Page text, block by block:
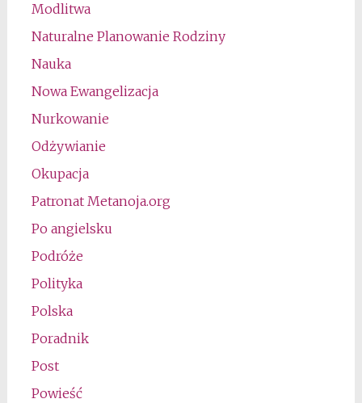
Modlitwa
Naturalne Planowanie Rodziny
Nauka
Nowa Ewangelizacja
Nurkowanie
Odżywianie
Okupacja
Patronat Metanoja.org
Po angielsku
Podróże
Polityka
Polska
Poradnik
Post
Powieść